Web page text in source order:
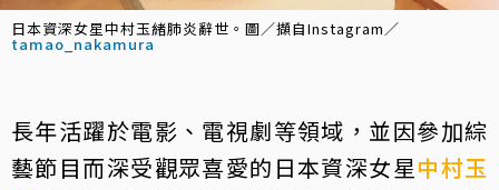
日本資深女星中村玉緒肺炎辭世。圖／擷自Instagram／
tamao_nakamura
長年活躍於電影、電視劇等領域，並因參加綜
藝節目而深受觀眾喜愛的日本資深女星中村玉